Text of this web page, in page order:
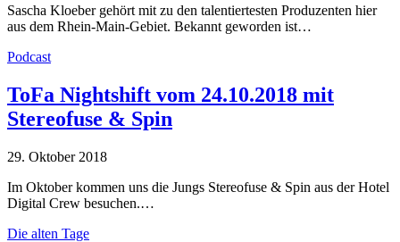
Sascha Kloeber gehört mit zu den talentiertesten Produzenten hier
aus dem Rhein-Main-Gebiet. Bekannt geworden ist…
Podcast
ToFa Nightshift vom 24.10.2018 mit
Stereofuse & Spin
29. Oktober 2018
Im Oktober kommen uns die Jungs Stereofuse & Spin aus der Hotel
Digital Crew besuchen.…
Die alten Tage